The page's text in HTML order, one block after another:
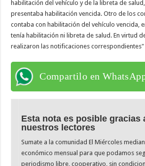
habilitación del vehículo y de la libreta de
presentaba habilitación vencida. Otro de los
contaba con habilitación del vehículo vencida,
tenía habilitación ni libreta de salud. En virtud
realizaron las notificaciones
Compartilo en
Esta nota es posible gracias
nuestros lectores
Sumate a la comunidad El Miércoles
económico mensual para que podamos
periodismo libre, cooperativo, sin